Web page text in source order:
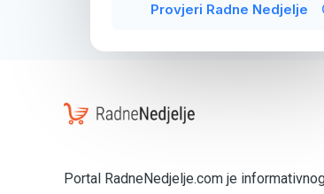
Provjeri Radne Nedjelje
Portal RadneNedjelje.com je